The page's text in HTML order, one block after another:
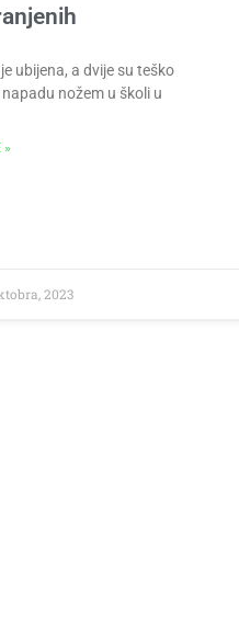
ubijena, a dvije su teško
nožem u školi u
»
2023